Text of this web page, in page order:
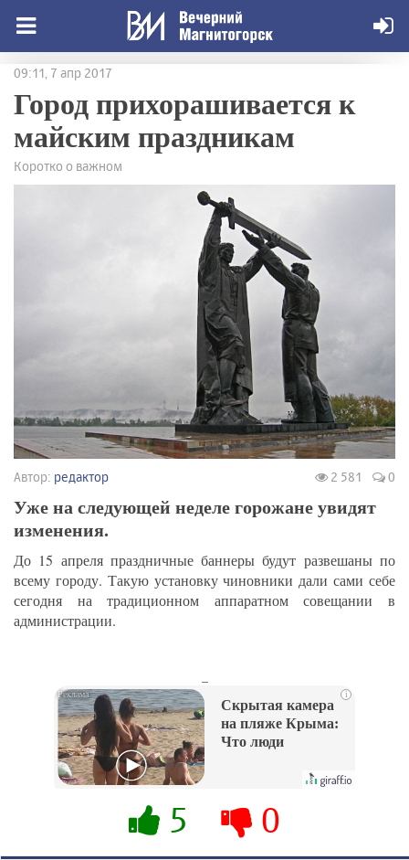
09:11, 7 апр 2017
Город прихорашивается к
майским праздникам
Коротко о важном
Автор: редактор 2 581 0
Уже на следующей неделе горожане увидят
изменения.
До 15 апреля праздничные баннеры будут развешаны по
всему городу. Такую установку чиновники дали сами себе
сегодня на традиционном аппаратном совещании в
администрации.
i
Скрытая камера
на пляже Крыма:
Что люди
их не видят...
5 0